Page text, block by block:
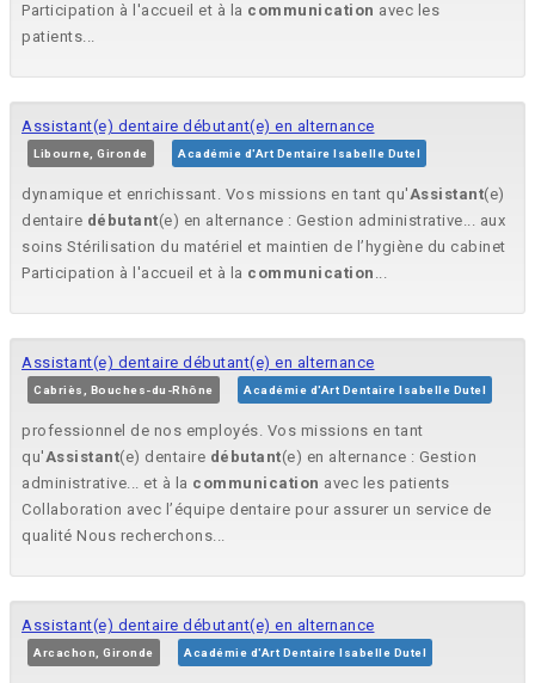
Participation à l'accueil et à la communication avec les
patients...
Assistant(e) dentaire débutant(e) en alternance
Libourne, Gironde Académie d'Art Dentaire Isabelle Dutel
dynamique et enrichissant. Vos missions en tant qu'Assistant(e)
dentaire débutant(e) en alternance : Gestion administrative... aux
soins Stérilisation du matériel et maintien de l’hygiène du cabinet
Participation à l'accueil et à la communication ...
Assistant(e) dentaire débutant(e) en alternance
Cabriès, Bouches-du-Rhône Académie d'Art Dentaire Isabelle Dutel
professionnel de nos employés. Vos missions en tant
qu'Assistant(e) dentaire débutant(e) en alternance : Gestion
administrative... et à la communication avec les patients
Collaboration avec l’équipe dentaire pour assurer un service de
qualité Nous recherchons...
Assistant(e) dentaire débutant(e) en alternance
Arcachon, Gironde Académie d'Art Dentaire Isabelle Dutel